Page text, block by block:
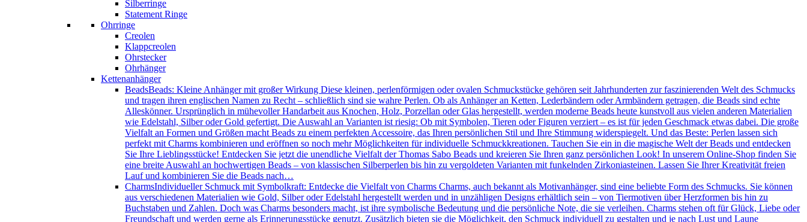
Silberringe
Statement Ringe
Ohrringe
Creolen
Klappcreolen
Ohrstecker
Ohrhänger
Kettenanhänger
BeadsBeads: Kleine Anhänger mit großer Wirkung Diese kleinen, perlenförmigen oder ovalen Schmuckstücke gehören seit Jahrhunderten zur faszinierenden Welt des Schmucks
und tragen ihren englischen Namen zu Recht – schließlich sind sie wahre Perlen. Ob als Anhänger an Ketten, Lederbändern oder Armbändern getragen, die Beads sind echte
Alleskönner. Ursprünglich in mühevoller Handarbeit aus Knochen, Holz, Porzellan oder Glas hergestellt, werden moderne Beads heute kunstvoll aus vielen anderen Materialien
wie Edelstahl, Silber oder Gold gefertigt. Die Auswahl an Varianten ist riesig: Ob mit Symbolen, Tieren oder Figuren verziert – es ist für jeden Geschmack etwas dabei. Die große
Vielfalt an Formen und Größen macht Beads zu einem perfekten Accessoire, das Ihren persönlichen Stil und Ihre Stimmung widerspiegelt. Und das Beste: Perlen lassen sich
perfekt mit Charms kombinieren und eröffnen so noch mehr Möglichkeiten für individuelle Schmuckkreationen. Tauchen Sie ein in die magische Welt der Beads und entdecken
Sie Ihre Lieblingsstücke! Entdecken Sie jetzt die unendliche Vielfalt der Thomas Sabo Beads und kreieren Sie Ihren ganz persönlichen Look! In unserem Online-Shop finden Sie
eine breite Auswahl an hochwertigen Beads – von klassischen Silberperlen bis hin zu vergoldeten Varianten mit funkelnden Zirkoniasteinen. Lassen Sie Ihrer Kreativität freien
Lauf und kombinieren Sie die Beads nach…
CharmsIndividueller Schmuck mit Symbolkraft: Entdecke die Vielfalt von Charms Charms, auch bekannt als Motivanhänger, sind eine beliebte Form des Schmucks. Sie können
aus verschiedenen Materialien wie Gold, Silber oder Edelstahl hergestellt werden und in unzähligen Designs erhältlich sein – von Tiermotiven über Herzformen bis hin zu
Buchstaben und Zahlen. Doch was Charms besonders macht, ist ihre symbolische Bedeutung und die persönliche Note, die sie verleihen. Charms stehen oft für Glück, Liebe oder
Freundschaft und werden gerne als Erinnerungsstücke genutzt. Zusätzlich bieten sie die Möglichkeit, den Schmuck individuell zu gestalten und je nach Lust und Laune